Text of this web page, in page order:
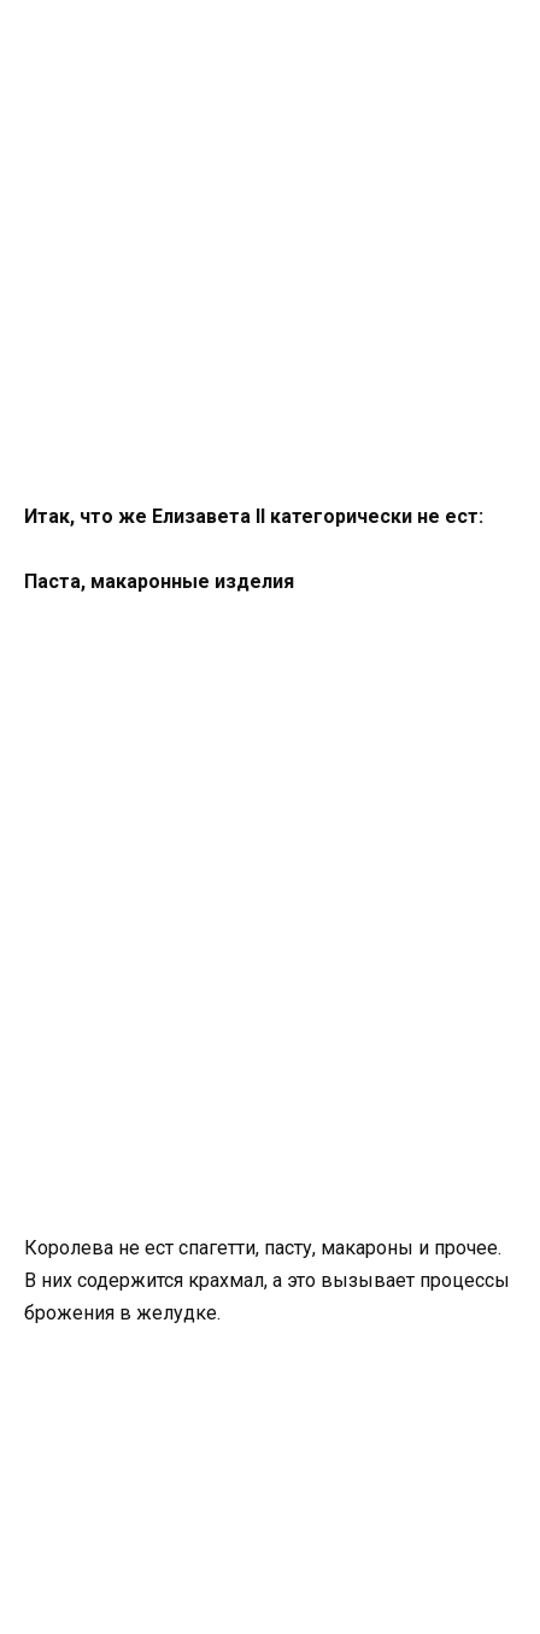
Итак, что же Елизавета ІІ категорически не ест:
Паста, макаронные изделия
Королева не ест спагетти, пасту, макароны и прочее.
В них содержится крахмал, а это вызывает процессы
брожения в желудке.